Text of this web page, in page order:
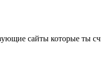
сайты которые ты